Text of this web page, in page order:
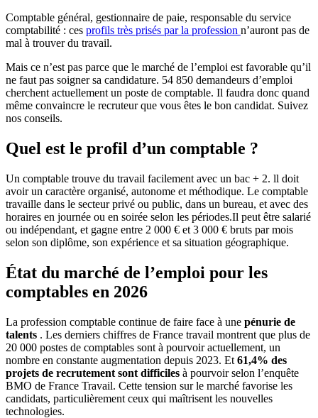
Comptable général, gestionnaire de paie, responsable du service
comptabilité : ces profils très prisés par la profession n’auront pas de
mal à trouver du travail.
Mais ce n’est pas parce que le marché de l’emploi est favorable qu’il
ne faut pas soigner sa candidature. 54 850 demandeurs d’emploi
cherchent actuellement un poste de comptable. Il faudra donc quand
même convaincre le recruteur que vous êtes le bon candidat. Suivez
nos conseils.
Quel est le profil d’un comptable ?
Un comptable trouve du travail facilement avec un bac + 2. ll doit
avoir un caractère organisé, autonome et méthodique. Le comptable
travaille dans le secteur privé ou public, dans un bureau, et avec des
horaires en journée ou en soirée selon les périodes.Il peut être salarié
ou indépendant, et gagne entre 2 000 € et 3 000 € bruts par mois
selon son diplôme, son expérience et sa situation géographique.
État du marché de l’emploi pour les
comptables en 2026
La profession comptable continue de faire face à une pénurie de
talents . Les derniers chiffres de France travail montrent que plus de
20 000 postes de comptables sont à pourvoir actuellement, un
nombre en constante augmentation depuis 2023. Et 61,4% des
projets de recrutement sont difficiles à pourvoir selon l’enquête
BMO de France Travail. Cette tension sur le marché favorise les
candidats, particulièrement ceux qui maîtrisent les nouvelles
technologies.